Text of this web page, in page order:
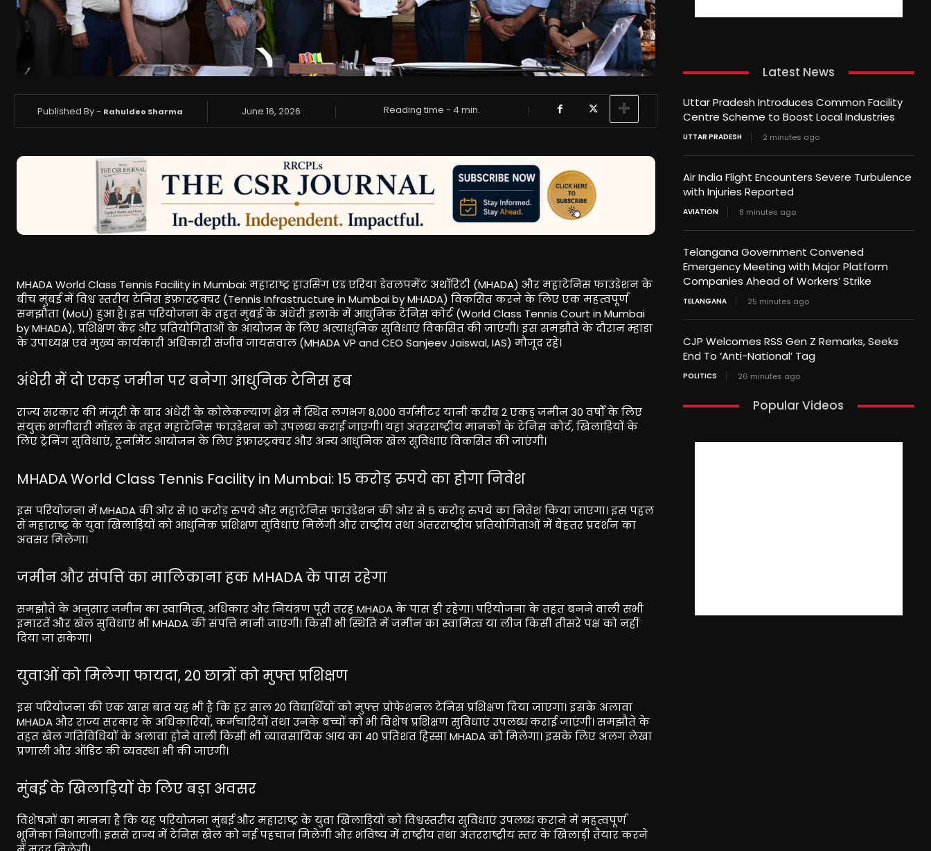
Published By - Rahuldeo Sharma June 16, 2026 Reading time - 4 min.
MHADA World Class Tennis Facility in Mumbai: महाराष्ट्र हाउसिंग एंड एरिया डेवलपमेंट अथॉरिटी (MHADA) और महाटेनिस फाउंडेशन के
बीच मुंबई में विश्व स्तरीय टेनिस इंफ्रास्ट्रक्चर (Tennis Infrastructure in Mumbai by MHADA) विकसित करने के लिए एक महत्वपूर्ण
समझौता (MoU) हुआ है। इस परियोजना के तहत मुंबई के अंधेरी इलाके में आधुनिक टेनिस कोर्ट (World Class Tennis Court in Mumbai
by MHADA), प्रशिक्षण केंद्र और प्रतियोगिताओं के आयोजन के लिए अत्याधुनिक सुविधाएं विकसित की जाएंगी। इस समझौते के दौरान म्हाडा
के उपाध्यक्ष एवं मुख्य कार्यकारी अधिकारी संजीव जायसवाल (MHADA VP and CEO Sanjeev Jaiswal, IAS) मौजूद रहे।
अंधेरी में दो एकड़ जमीन पर बनेगा आधुनिक टेनिस हब
राज्य सरकार की मंजूरी के बाद अंधेरी के कोलेकल्याण क्षेत्र में स्थित लगभग 8,000 वर्गमीटर यानी करीब 2 एकड़ जमीन 30 वर्षों के लिए
संयुक्त भागीदारी मॉडल के तहत महाटेनिस फाउंडेशन को उपलब्ध कराई जाएगी। यहां अंतरराष्ट्रीय मानकों के टेनिस कोर्ट, खिलाड़ियों के
लिए ट्रेनिंग सुविधाएं, टूर्नामेंट आयोजन के लिए इंफ्रास्ट्रक्चर और अन्य आधुनिक खेल सुविधाएं विकसित की जाएंगी।
MHADA World Class Tennis Facility in Mumbai: 15 करोड़ रुपये का होगा निवेश
इस परियोजना में MHADA की ओर से 10 करोड़ रुपये और महाटेनिस फाउंडेशन की ओर से 5 करोड़ रुपये का निवेश किया जाएगा। इस पहल
से महाराष्ट्र के युवा खिलाड़ियों को आधुनिक प्रशिक्षण सुविधाएं मिलेंगी और राष्ट्रीय तथा अंतरराष्ट्रीय प्रतियोगिताओं में बेहतर प्रदर्शन का
अवसर मिलेगा।
जमीन और संपत्ति का मालिकाना हक MHADA के पास रहेगा
समझौते के अनुसार जमीन का स्वामित्व, अधिकार और नियंत्रण पूरी तरह MHADA के पास ही रहेगा। परियोजना के तहत बनने वाली सभी
इमारतें और खेल सुविधाएं भी MHADA की संपत्ति मानी जाएंगी। किसी भी स्थिति में जमीन का स्वामित्व या लीज किसी तीसरे पक्ष को नहीं
दिया जा सकेगा।
युवाओं को मिलेगा फायदा, 20 छात्रों को मुफ्त प्रशिक्षण
इस परियोजना की एक खास बात यह भी है कि हर साल 20 विद्यार्थियों को मुफ्त प्रोफेशनल टेनिस प्रशिक्षण दिया जाएगा। इसके अलावा
MHADA और राज्य सरकार के अधिकारियों, कर्मचारियों तथा उनके बच्चों को भी विशेष प्रशिक्षण सुविधाएं उपलब्ध कराई जाएंगी। समझौते के
तहत खेल गतिविधियों के अलावा होने वाली किसी भी व्यावसायिक आय का 40 प्रतिशत हिस्सा MHADA को मिलेगा। इसके लिए अलग लेखा
प्रणाली और ऑडिट की व्यवस्था भी की जाएगी।
मुंबई के खिलाड़ियों के लिए बड़ा अवसर
विशेषज्ञों का मानना है कि यह परियोजना मुंबई और महाराष्ट्र के युवा खिलाड़ियों को विश्वस्तरीय सुविधाएं उपलब्ध कराने में महत्वपूर्ण
भूमिका निभाएगी। इससे राज्य में टेनिस खेल को नई पहचान मिलेगी और भविष्य में राष्ट्रीय तथा अंतरराष्ट्रीय स्तर के खिलाड़ी तैयार करने
Latest News
Uttar Pradesh Introduces Common Facility
Centre Scheme to Boost Local Industries
UTTAR PRADESH 2 minutes ago
Air India Flight Encounters Severe Turbulence
with Injuries Reported
AVIATION 8 minutes ago
Telangana Government Convened
Emergency Meeting with Major Platform
Companies Ahead of Workers’ Strike
TELANGANA 25 minutes ago
CJP Welcomes RSS Gen Z Remarks, Seeks
End To ‘Anti-National’ Tag
POLITICS 26 minutes ago
Popular Videos